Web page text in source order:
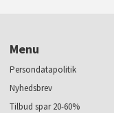
Menu
Persondatapolitik
Nyhedsbrev
Tilbud spar 20-60%